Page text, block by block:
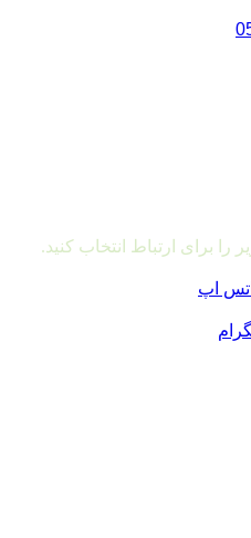
را برای ارتباط انتخاب کنید.
اپ